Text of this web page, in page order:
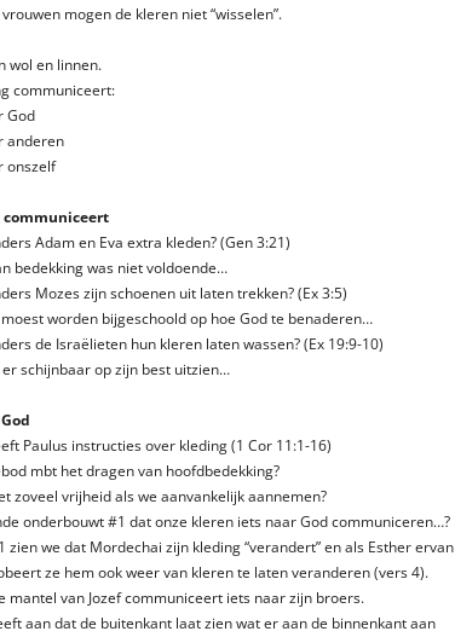
mogen de kleren niet “wisselen”.
wol en linnen.
communiceert:
God
anderen
onszelf
Adam en Eva extra kleden? (Gen 3:21)
bedekking was niet voldoende…
Mozes zijn schoenen uit laten trekken? (Ex 3:5)
moest worden bijgeschoold op hoe God te benaderen…
de Israëlieten hun kleren laten wassen? (Ex 19:9-10)
er schijnbaar op zijn best uitzien…
Paulus instructies over kleding (1 Cor 11:1-16)
mbt het dragen van hoofdbedekking?
zoveel vrijheid als we aanvankelijk aannemen?
onderbouwt #1 dat onze kleren iets naar God communiceren…?
zien we dat Mordechai zijn kleding “verandert” en als Esther ervan
ze hem ook weer van kleren te laten veranderen (vers 4).
mantel van Jozef communiceert iets naar zijn broers.
aan dat de buitenkant laat zien wat er aan de binnenkant aan